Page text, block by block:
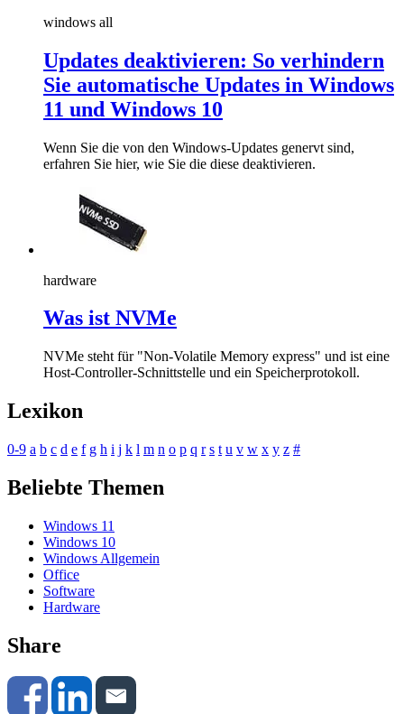
windows all
Updates deaktivieren: So verhindern
Sie automatische Updates in Windows
11 und Windows 10
Wenn Sie die von den Windows-Updates genervt sind,
erfahren Sie hier, wie Sie die diese deaktivieren.
hardware
Was ist NVMe
NVMe steht für "Non-Volatile Memory express" und ist eine
Host-Controller-Schnittstelle und ein Speicherprotokoll.
Lexikon
0-9 a b c d e f g h i j k l m n o p q r s t u v w x y z #
Beliebte Themen
Windows 11
Windows 10
Windows Allgemein
Office
Software
Hardware
Share